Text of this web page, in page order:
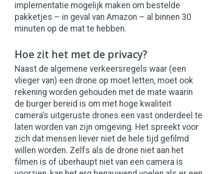
implementatie mogelijk maken om bestelde
pakketjes – in geval van Amazon – al binnen 30
minuten op de mat te hebben.
Hoe zit het met de privacy?
Naast de algemene verkeersregels waar (een
vlieger van) een drone op moet letten, moet ook
rekening worden gehouden met de mate waarin
de burger bereid is om met hoge kwaliteit
camera’s uitgeruste drones een vast onderdeel te
laten worden van zijn omgeving. Het spreekt voor
zich dat mensen liever niet de hele tijd gefilmd
willen worden. Zelfs als de drone niet aan het
filmen is of überhaupt niet van een camera is